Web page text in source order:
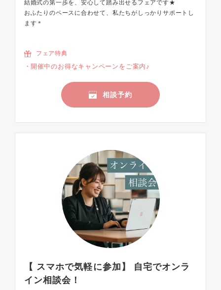
結婚式の第一歩を、安心して踏み出せるフェアです★
おふたりのペースに合わせて、私たちがしっかりサポートし
ます＊
フェア特典
開催中のお得なキャンペーンをご案内♪
相談予約
【 スマホで気軽に参加】 自宅でオンラ
イン相談会！